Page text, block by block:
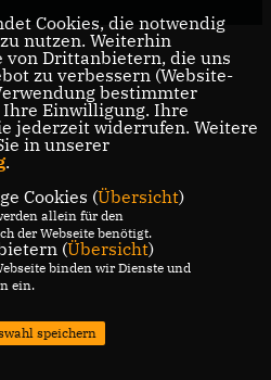
Cookies, die notwendig
nutzen. Weiterhin
von Drittanbietern, die uns
zu verbessern (Website-
bestimmter
Einwilligung. Ihre
jederzeit widerrufen. Weitere
in unserer
.
Cookies (Übersicht)
allein für den
der Webseite benötigt.
(Übersicht)
binden wir Dienste und
ein.
speichern